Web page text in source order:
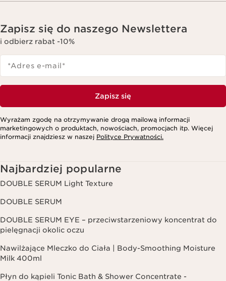
Zapisz się do naszego Newslettera
i odbierz rabat -10%
*Adres e-mail*
Zapisz się
Wyrażam zgodę na otrzymywanie drogą mailową informacji
marketingowych o produktach, nowościach, promocjach itp. Więcej
informacji znajdziesz w naszej Polityce Prywatności.
Najbardziej popularne
DOUBLE SERUM Light Texture
DOUBLE SERUM
DOUBLE SERUM EYE – przeciwstarzeniowy koncentrat do
pielęgnacji okolic oczu
Nawilżające Mleczko do Ciała | Body-Smoothing Moisture
Milk 400ml
Płyn do kąpieli Tonic Bath & Shower Concentrate -